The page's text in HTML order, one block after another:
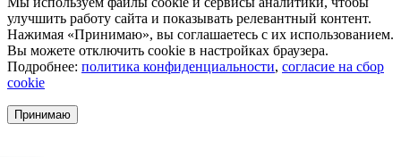
улучшить работу сайта и показывать релевантный контент.
Нажимая «Принимаю», вы соглашаетесь с их использованием.
Вы можете отключить cookie в настройках браузера.
Подробнее: политика конфиденциальности, согласие на сбор
cookie
Принимаю